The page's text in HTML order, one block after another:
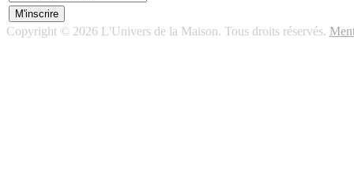
Copyright © 2026 L'Univers de la Maison. Tous droits réservés.